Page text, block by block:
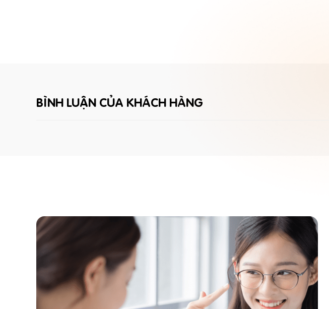
BÌNH LUẬN CỦA KHÁCH HÀNG